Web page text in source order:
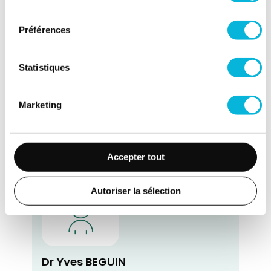
Préférences
Statistiques
Marketing
Accepter tout
Autoriser la sélection
Service de Médecine physique et
Réadaptation - Rhumatologie
Médecin Spécialiste en Médecine
physique - Chef de Service
Dr Yves BEGUIN